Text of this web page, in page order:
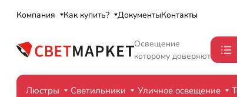
Компания Как купить? ДокументыКонтакты
Освещение
которому доверяют
Люстры Светильники Уличное освещение